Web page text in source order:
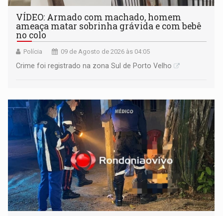
VÍDEO: Armado com machado, homem
ameaça matar sobrinha grávida e com bebê
no colo
Polícia 09 de Agosto de 2026 às 04:05
Crime foi registrado na zona Sul de Porto Velho